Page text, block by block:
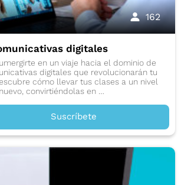
162
digitales
en un viaje hacia el dominio de
digitales que revolucionarán tu
cómo llevar tus clases a un nivel
convirtiéndolas en …
Suscríbete